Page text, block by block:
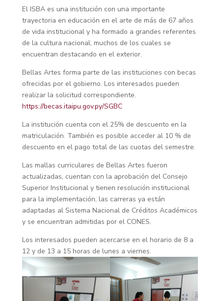
El ISBA es una institución con una importante
trayectoria en educación en el arte de más de 67 años
de vida institucional y ha formado a grandes referentes
de la cultura nacional, muchos de los cuales se
encuentran destacando en el exterior.
Bellas Artes forma parte de las instituciones con becas
ofrecidas por el gobierno. Los interesados pueden
realizar la solicitud correspondiente.
https://becas.itaipu.gov.py/SGBC
La institución cuenta con el 25% de descuento en la
matriculación. También es posible acceder al 10 % de
descuento en el pago total de las cuotas del semestre.
Las mallas curriculares de Bellas Artes fueron
actualizadas, cuentan con la aprobación del Consejo
Superior Institucional y tienen resolución institucional
para la implementación, las carreras ya están
adaptadas al Sistema Nacional de Créditos Académicos
y se encuentran admitidas por el CONES.
Los interesados pueden acercarse en el horario de 8 a
12 y de 13 a 15 horas de lunes a viernes.